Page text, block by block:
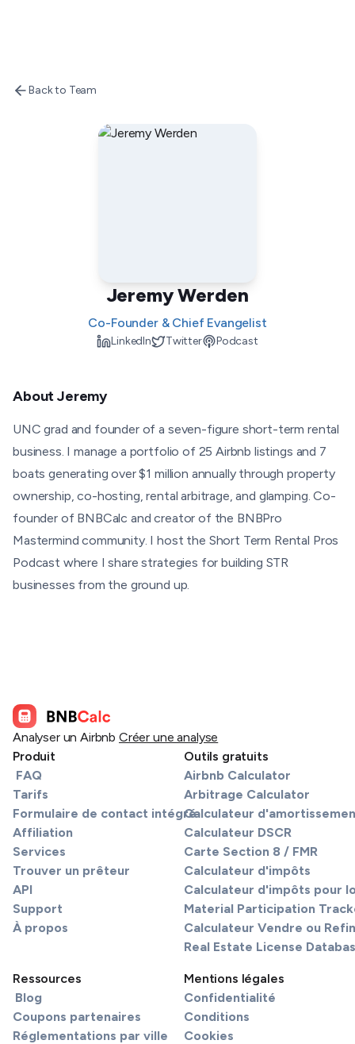
Back to Team
Jeremy Werden
Co-Founder & Chief Evangelist
LinkedIn Twitter Podcast
AboutJeremy
UNC grad and founder of a seven-figure short-term rental
business. I manage a portfolio of 25 Airbnb listings and 7
boats generating over $1 million annually through property
ownership, co-hosting, rental arbitrage, and glamping. Co-
founder of BNBCalc and creator of the BNBPro
Mastermind community. I host the Short Term Rental Pros
Podcast where I share strategies for building STR
businesses from the ground up.
Analyser un Airbnb Créer une analyse
Produit
FAQ
Tarifs
Formulaire de contact intégré
Affiliation
Services
Trouver un prêteur
API
Support
À propos
Outils gratuits
Airbnb Calculator
Arbitrage Calculator
Calculateur
Calculateur DSCR
Carte Section 8 / FMR
Calculateur d'impôts
Calculateur d'impôts pour
Material Participation
Calculateur Vendre ou
Real Estate License
Ressources
Blog
Coupons partenaires
Réglementations par ville
Mentions légales
Confidentialité
Conditions
Cookies